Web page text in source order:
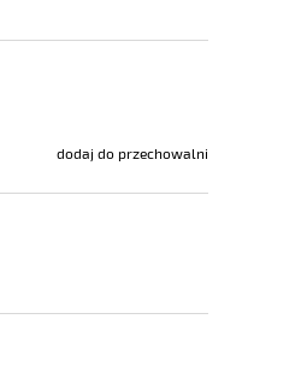
dodaj do przechowalni